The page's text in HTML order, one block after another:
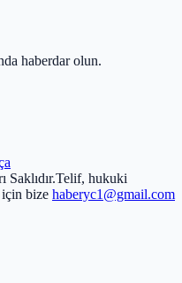
haberdar olun.
Telif, hukuki
için bize haberyc1@gmail.com